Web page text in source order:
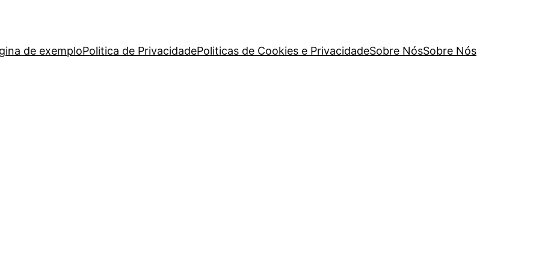
de exemploPolitica de PrivacidadePoliticas de Cookies e PrivacidadeSobre NósSobre Nós